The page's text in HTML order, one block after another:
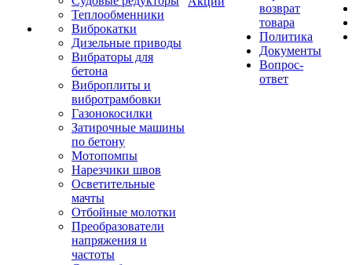
Теплообменники
Виброкатки
Дизельные приводы
Вибраторы для
бетона
Виброплиты и
вибротрамбовки
Газонокосилки
Затирочные машины
по бетону
Мотопомпы
Нарезчики швов
Осветительные
мачты
Отбойные молотки
Преобразователи
напряжения и
частоты
возврат
товара
Политика
Документы
Вопрос-
ответ